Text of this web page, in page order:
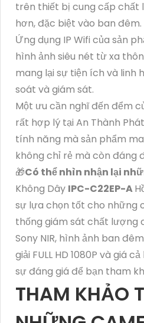
trên thiết bị cung cấp chất
hơn, đặc biệt vào ban đêm.
Ứng dụng IP Wifi của sản
hình ảnh siêu nét từ xa
mang lại sự tiện ích và linh
soát và giám sát.
Một ưu cần nghĩ đến đểm
rất hợp lý tại An Thành
tính năng mà sản phẩm
không chỉ rẻ mà còn đáng
🎁Có thể nhìn nhận lại
Không Dây IPC-C22EP-A
sự lựa chọn tốt cho những
thống giám sát chất lượng
Sony NIR, hình ảnh ban
giải FULL HD 1080P và giá
sự đáng giá để bạn tham
THAM KHẢO